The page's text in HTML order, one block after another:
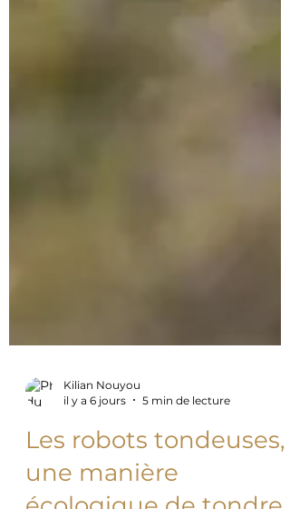
Kilian Nouyou
il y a 6 jours
5 min de lecture